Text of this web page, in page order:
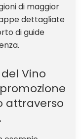
di maggior
dettagliate
di guide
Vino
attraverso